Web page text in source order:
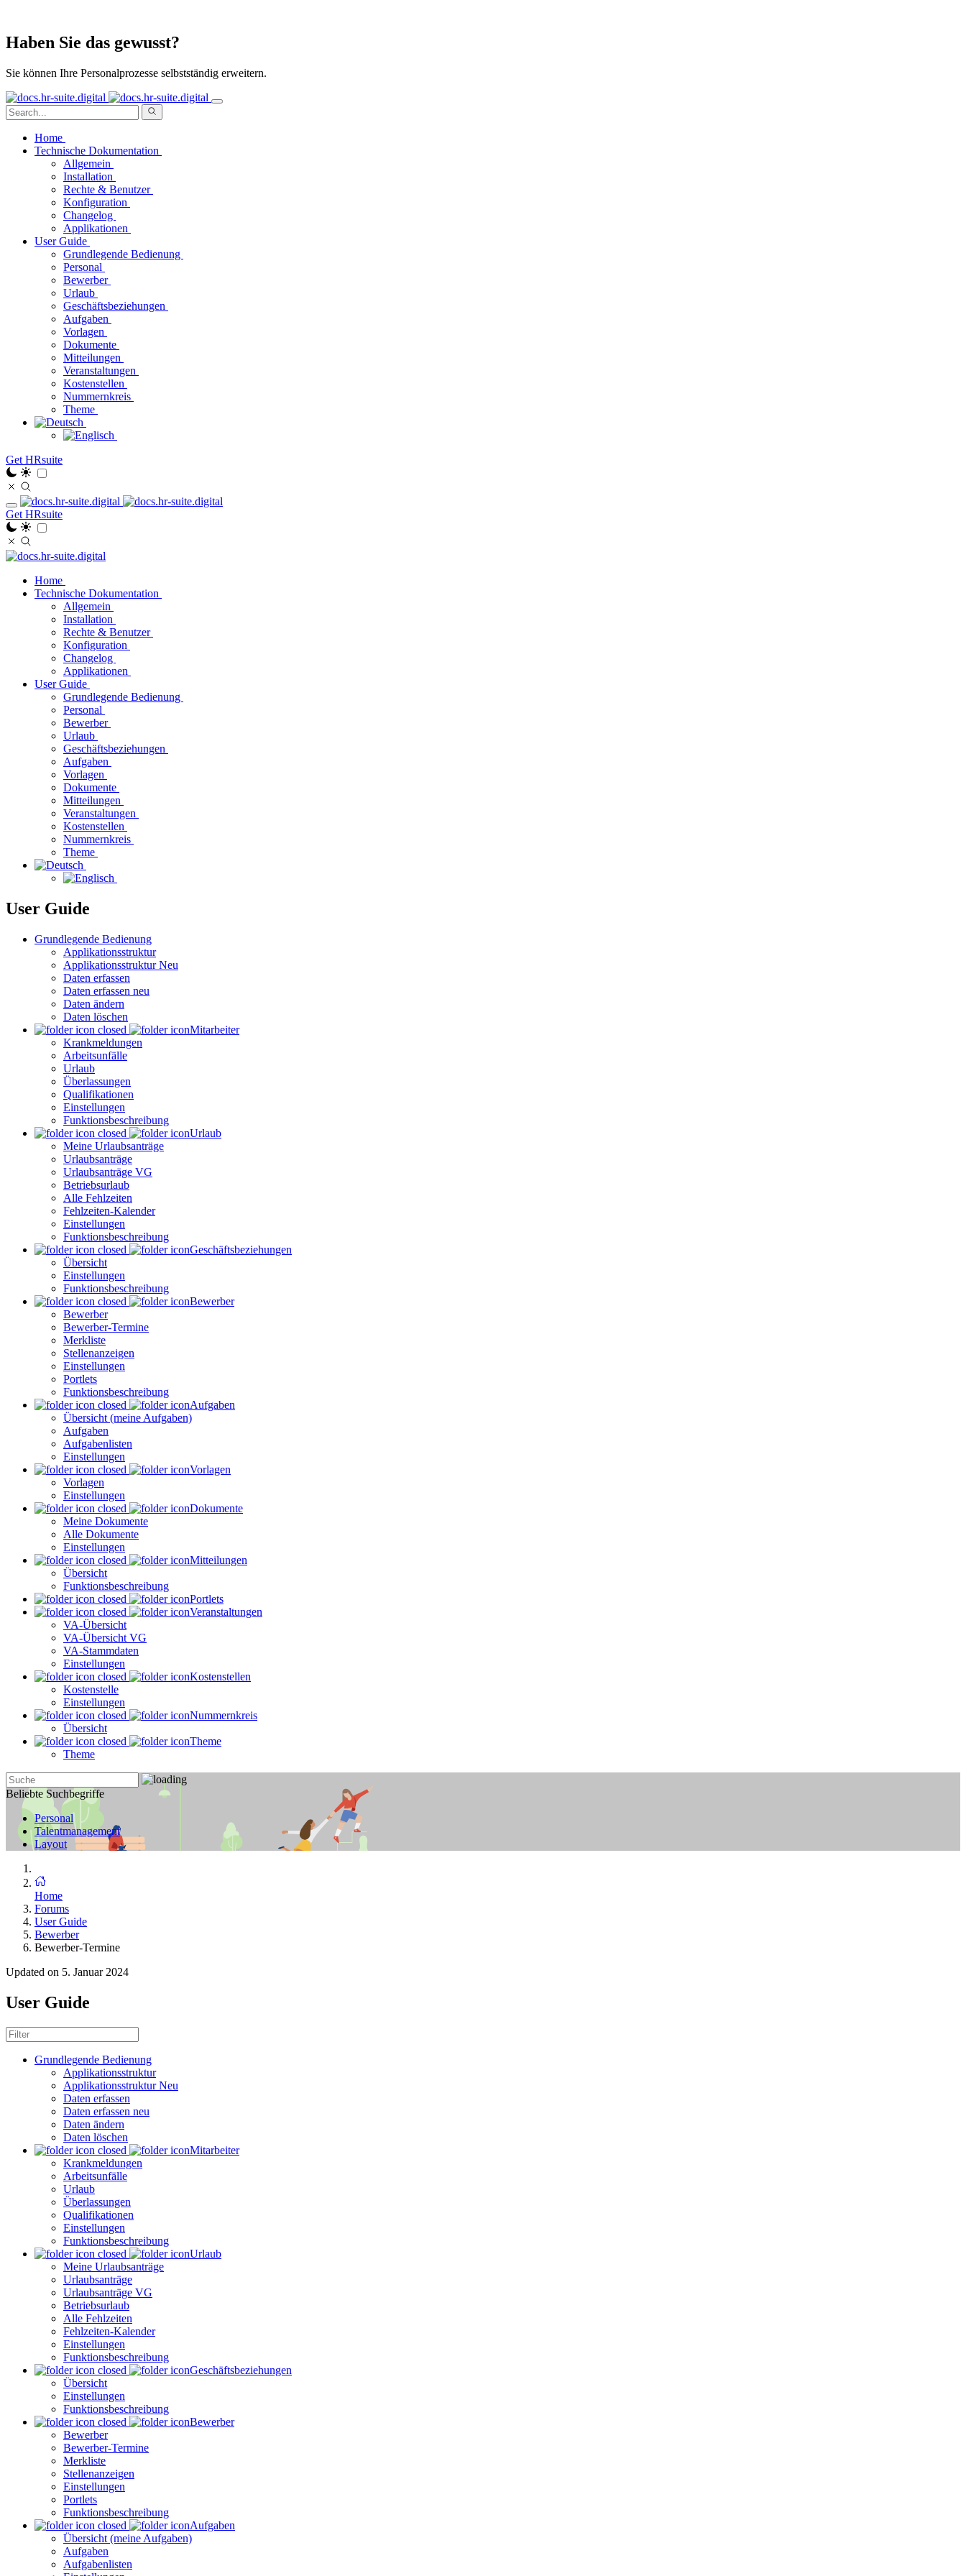
Haben Sie das gewusst?
Sie können Ihre Personalprozesse selbstständig erweitern.
Home
Technische Dokumentation
Allgemein
Installation
Rechte & Benutzer
Konfiguration
Changelog
Applikationen
User Guide
Grundlegende Bedienung
Personal
Bewerber
Urlaub
Geschäftsbeziehungen
Aufgaben
Vorlagen
Dokumente
Mitteilungen
Veranstaltungen
Kostenstellen
Nummernkreis
Theme
Get HRsuite
Get HRsuite
Home
Technische Dokumentation
Allgemein
Installation
Rechte & Benutzer
Konfiguration
Changelog
Applikationen
User Guide
Grundlegende Bedienung
Personal
Bewerber
Urlaub
Geschäftsbeziehungen
Aufgaben
Vorlagen
Dokumente
Mitteilungen
Veranstaltungen
Kostenstellen
Nummernkreis
Theme
User Guide
Grundlegende Bedienung
Applikationsstruktur
Applikationsstruktur Neu
Daten erfassen
Daten erfassen neu
Daten ändern
Daten löschen
Mitarbeiter
Krankmeldungen
Arbeitsunfälle
Urlaub
Überlassungen
Qualifikationen
Einstellungen
Funktionsbeschreibung
Urlaub
Meine Urlaubsanträge
Urlaubsanträge
Urlaubsanträge VG
Betriebsurlaub
Alle Fehlzeiten
Fehlzeiten-Kalender
Einstellungen
Funktionsbeschreibung
Geschäftsbeziehungen
Übersicht
Einstellungen
Funktionsbeschreibung
Bewerber
Bewerber
Bewerber-Termine
Merkliste
Stellenanzeigen
Einstellungen
Portlets
Funktionsbeschreibung
Aufgaben
Übersicht (meine Aufgaben)
Aufgaben
Aufgabenlisten
Einstellungen
Vorlagen
Vorlagen
Einstellungen
Dokumente
Meine Dokumente
Alle Dokumente
Einstellungen
Mitteilungen
Übersicht
Funktionsbeschreibung
Portlets
Veranstaltungen
VA-Übersicht
VA-Übersicht VG
VA-Stammdaten
Einstellungen
Kostenstellen
Kostenstelle
Einstellungen
Nummernkreis
Übersicht
Theme
Theme
Beliebte Suchbegriffe
Personal
Talentmanagement
Layout
Home
Forums
User Guide
Bewerber
Bewerber-Termine
Updated on 5. Januar 2024
User Guide
Grundlegende Bedienung
Applikationsstruktur
Applikationsstruktur Neu
Daten erfassen
Daten erfassen neu
Daten ändern
Daten löschen
Mitarbeiter
Krankmeldungen
Arbeitsunfälle
Urlaub
Überlassungen
Qualifikationen
Einstellungen
Funktionsbeschreibung
Urlaub
Meine Urlaubsanträge
Urlaubsanträge
Urlaubsanträge VG
Betriebsurlaub
Alle Fehlzeiten
Fehlzeiten-Kalender
Einstellungen
Funktionsbeschreibung
Geschäftsbeziehungen
Übersicht
Einstellungen
Funktionsbeschreibung
Bewerber
Bewerber
Bewerber-Termine
Merkliste
Stellenanzeigen
Einstellungen
Portlets
Funktionsbeschreibung
Aufgaben
Übersicht (meine Aufgaben)
Aufgaben
Aufgabenlisten